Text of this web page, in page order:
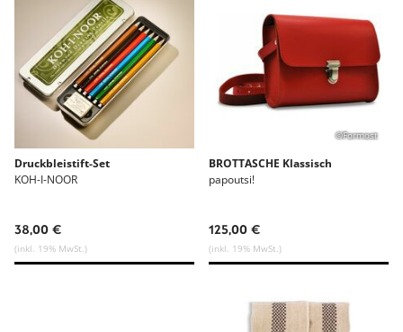
Druckbleistift-Set
KOH-I-NOOR
38,00 €
(inkl. 19% MwSt.)
©Formost
BROTTASCHE Klassisch
papoutsi!
125,00 €
(inkl. 19% MwSt.)